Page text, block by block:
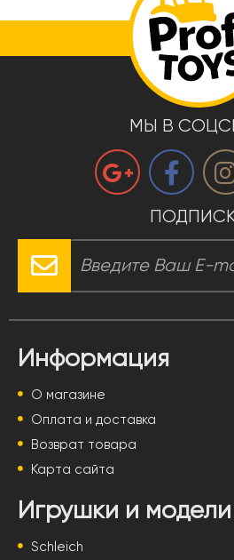
МЫ В
Информация
О магазине
Оплата и доставка
Возврат товара
Карта сайта
Игрушки и модели
Schleich